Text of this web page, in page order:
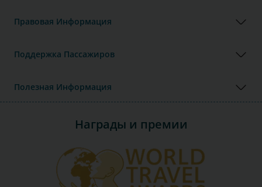
Правовая Информация
Поддержка Пассажиров
Полезная Информация
Награды и премии